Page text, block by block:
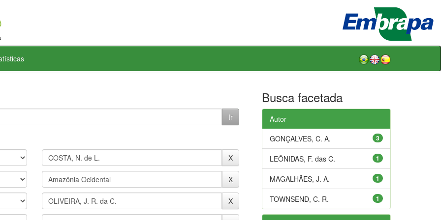
Busca facetada
Autor
3
GONÇALVES, C. A.
1
LEÔNIDAS, F. das C.
1
MAGALHÃES, J. A.
1
TOWNSEND, C. R.